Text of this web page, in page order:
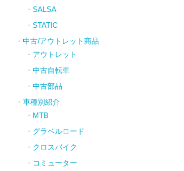
SALSA
STATIC
中古/アウトレット商品
アウトレット
中古自転車
中古部品
車種別紹介
MTB
グラベルロード
クロスバイク
コミューター